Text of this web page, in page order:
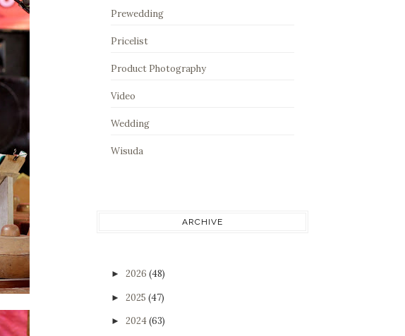
Prewedding
Pricelist
Product Photography
Video
Wedding
Wisuda
ARCHIVE
► 2026 (48)
► 2025 (47)
► 2024(63)